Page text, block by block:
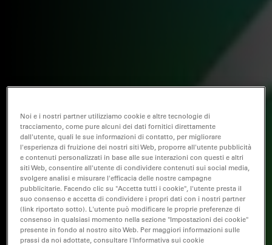
Noi e i nostri partner utilizziamo cookie e altre tecnologie di
tracciamento, come pure alcuni dei dati fornitici direttamente
dall'utente, quali le sue informazioni di contatto, per migliorare
l'esperienza di fruizione dei nostri siti Web, proporre all'utente pubblicità
e contenuti personalizzati in base alle sue interazioni con questi e altri
siti Web, consentire all'utente di condividere contenuti sui social media,
svolgere analisi e misurare l'efficacia delle nostre campagne
pubblicitarie. Facendo clic su "Accetta tutti i cookie", l'utente presta il
suo consenso e accetta di condividere i propri dati con i nostri partner
(link riportato sotto). L'utente può modificare le proprie preferenze di
consenso in qualsiasi momento nella sezione "Impostazioni dei cookie"
presente in fondo al nostro sito Web. Per maggiori informazioni sulle
prassi da noi adottate, consultare l'Informativa sui cookie